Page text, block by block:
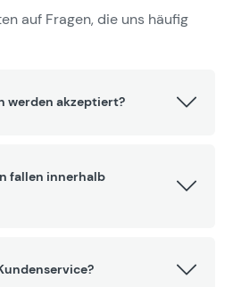
auf Fragen, die uns häufig
werden akzeptiert?
fallen innerhalb